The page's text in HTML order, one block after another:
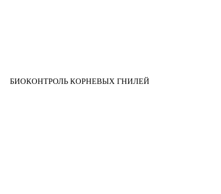
БИОКОНТРОЛЬ КОРНЕВЫХ ГНИЛЕЙ